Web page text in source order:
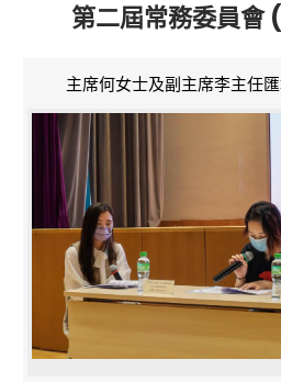
第二屆常務委員
主席何女士及副主席李主任